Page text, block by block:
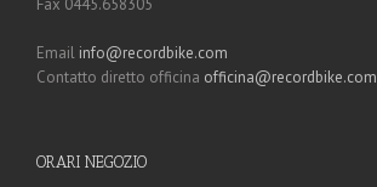
Fax 0445.658305
Email info@recordbike.com
Contatto diretto officina officina@recordbike.com
ORARI NEGOZIO